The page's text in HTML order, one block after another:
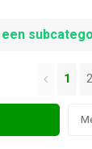
1 2